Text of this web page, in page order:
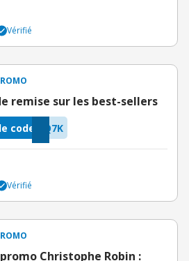
Vérifié
remise sur les best-sellers
Q7K
code
Vérifié
Christophe Robin :